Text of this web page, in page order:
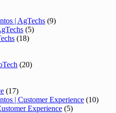
| AgTechs (9)
(5)
(18)
(20)
(17)
| Customer Experience (10)
Experience (5)